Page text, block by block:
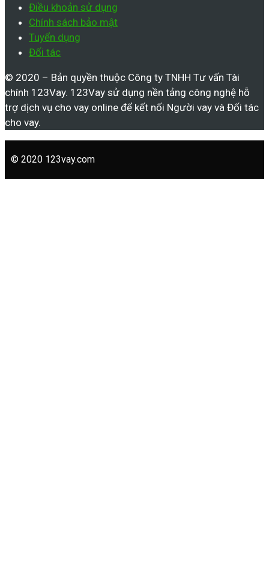
Điều khoản sử dụng
Chính sách bảo mật
Tuyển dụng
Đối tác
© 2020 – Bản quyền thuộc Công ty TNHH Tư vấn Tài
chính 123Vay. 123Vay sử dụng nền tảng công nghệ hỗ
trợ dịch vụ cho vay online để kết nối Người vay và Đối tác
cho vay.
© 2020 123vay.com